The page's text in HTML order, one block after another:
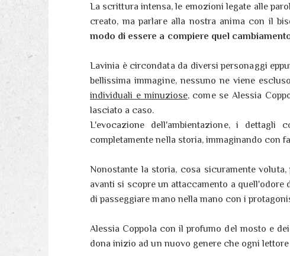
La scrittura intensa, le emozioni legate alle
creato, ma parlare alla nostra anima con il
modo di essere a compiere quel
Lavinia è circondata da diversi personaggi
bellissima immagine, nessuno ne viene
individuali e minuziose, come se Alessia
lasciato a caso.
L'evocazione dell'ambientazione, i
completamente nella storia, immaginando con
Nonostante la storia, cosa sicuramente
avanti si scopre un attaccamento a quell'odore
di passeggiare mano nella mano con i
Alessia Coppola con il profumo del mosto e
dona inizio ad un nuovo genere che ogni